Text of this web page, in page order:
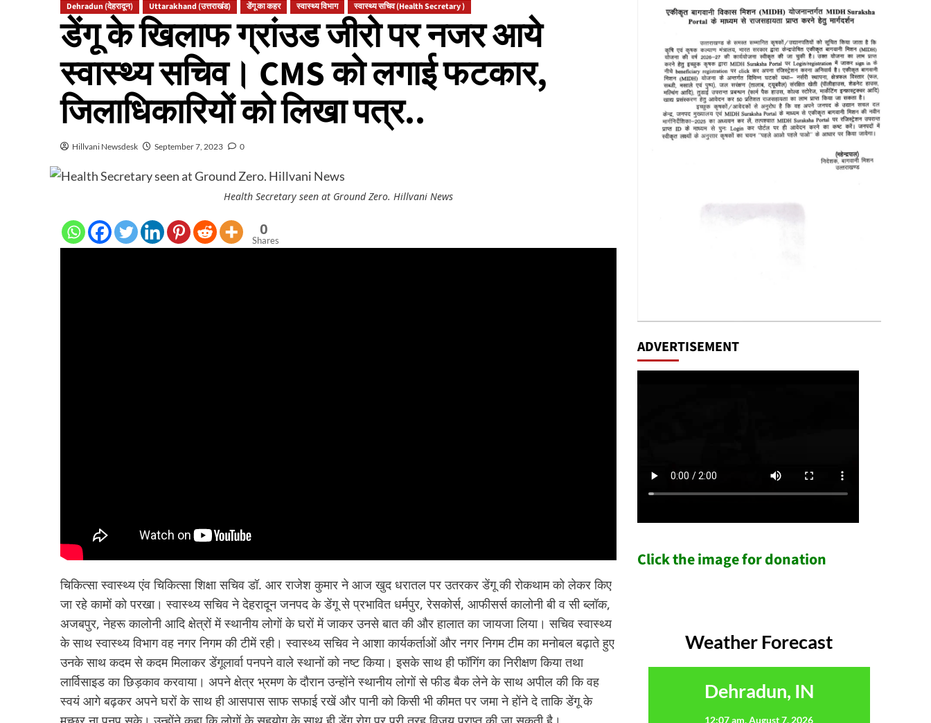
Dehradun (देहरादून) Uttarakhand (उत्तराखंड) डेंगू का कहर स्वास्थ्य विभाग स्वास्थ्य सचिव (Health Secretary )
डेंगू के खिलाफ ग्रांउड जीरो पर नजर आये
स्वास्थ्य सचिव। CMS को लगाई फटकार,
जिलाधिकारियों को लिखा पत्र..
Hillvani Newsdesk September 7, 2023 0
Health Secretary seen at Ground Zero. Hillvani News
0
Shares
चिकित्सा स्वास्थ्य एंव चिकित्सा शिक्षा सचिव डॉ. आर राजेश कुमार ने आज खुद धरातल पर उतरकर डेंगू की रोकथाम को लेकर किए
जा रहे कामों को परखा। स्वास्थ्य सचिव ने देहरादून जनपद के डेंगू से प्रभावित धर्मपुर, रेसकोर्स, आफीसर्स कालोनी बी व सी ब्लॉक,
अजबपुर, नेहरू कालोनी आदि क्षेत्रों में स्थानीय लोगों के घरों में जाकर उनसे बात की और हालात का जायजा लिया। सचिव स्वास्थ्य
के साथ स्वास्थ्य विभाग वह नगर निगम की टीमें रही। स्वास्थ्य सचिव ने आशा कार्यकर्ताओं और नगर निगम टीम का मनोबल बढ़ाते हुए
उनके साथ कदम से कदम मिलाकर डेंगूलार्वा पनपने वाले स्थानों को नष्ट किया। इसके साथ ही फॉगिंग का निरीक्षण किया तथा
लार्विसाइड का छिड़काव करवाया। अपने क्षेत्र भ्रमण के दौरान उन्होंने स्थानीय लोगों से फीड बैक लेने के साथ अपील की कि वह
स्वयं आगे बढ़कर अपने घरों के साथ ही आसपास साफ सफाई रखें और पानी को किसी भी कीमत पर जमा ने होंने दे ताकि डेंगू के
ADVERTISEMENT
Click the image for donation
Weather Forecast
Dehradun, IN
12:07 am,August 7, 2026